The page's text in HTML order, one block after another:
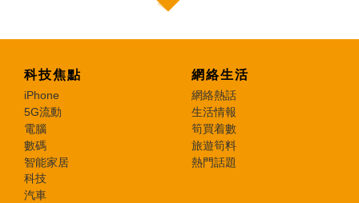
科技焦點
iPhone
5G流動
電腦
數碼
智能家居
科技
汽車
網絡生活
網絡熱話
生活情報
筍買着數
旅遊筍料
熱門話題